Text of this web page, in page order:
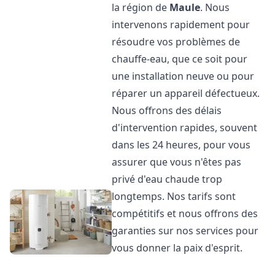
la région de Maule. Nous
intervenons rapidement pour
résoudre vos problèmes de
chauffe-eau, que ce soit pour
une installation neuve ou pour
réparer un appareil défectueux.
Nous offrons des délais
d'intervention rapides, souvent
dans les 24 heures, pour vous
assurer que vous n'êtes pas
privé d'eau chaude trop
longtemps. Nos tarifs sont
compétitifs et nous offrons des
garanties sur nos services pour
vous donner la paix d'esprit.